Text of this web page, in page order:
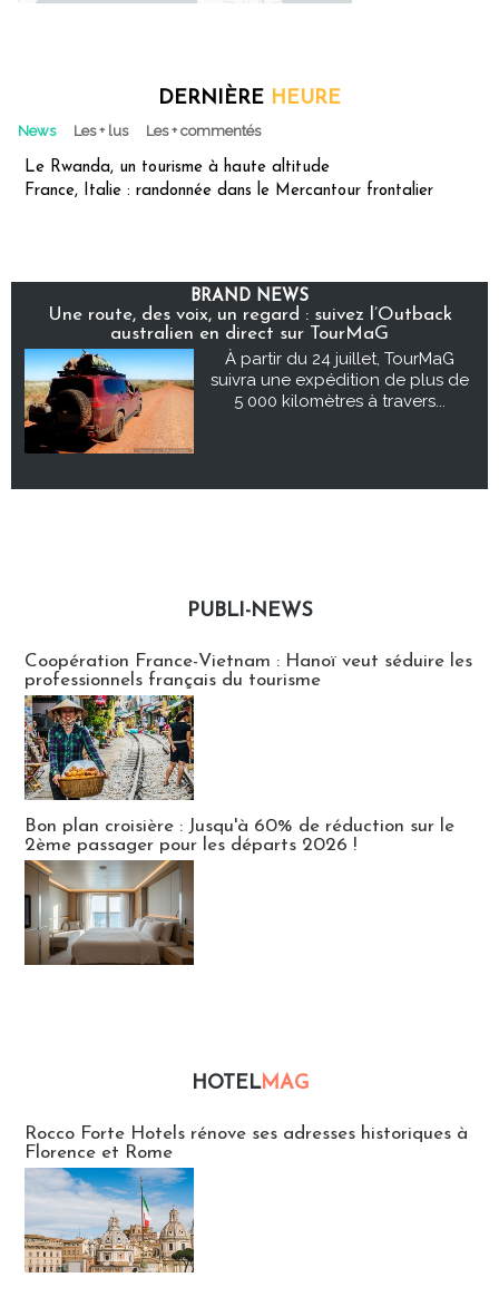
DERNIÈRE HEURE
News Les + lus Les + commentés
Le Rwanda, un tourisme à haute altitude
France, Italie : randonnée dans le Mercantour frontalier
BRAND NEWS
Une route, des voix, un regard : suivez l’Outback
australien en direct sur TourMaG
À partir du 24 juillet, TourMaG
suivra une expédition de plus de
5 000 kilomètres à travers...
PUBLI-NEWS
Coopération France-Vietnam : Hanoï veut séduire les
professionnels français du tourisme
Bon plan croisière : Jusqu'à 60% de réduction sur le
2ème passager pour les départs 2026 !
HOTELMAG
Rocco Forte Hotels rénove ses adresses historiques à
Florence et Rome